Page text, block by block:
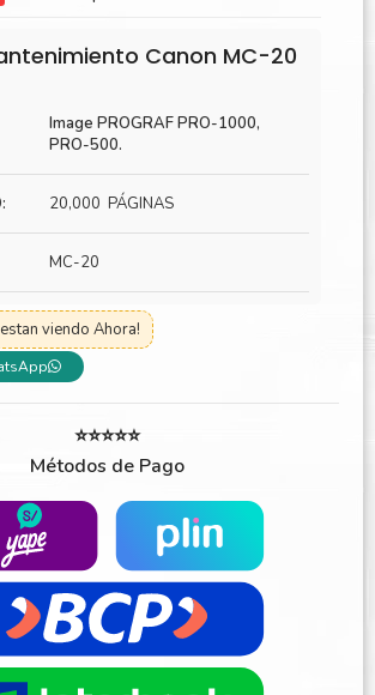
S/160.00.S/110.00.
Canon MC-20
Image PROGRAF PRO-1000,
PRO-500.
20,000 PÁGINAS
MC-20
viendo Ahora!
⭐⭐⭐⭐⭐
Métodos de Pago